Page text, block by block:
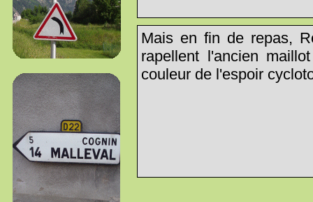
Mais en fin de repas,
rapellent l'ancien
couleur de l'espoir